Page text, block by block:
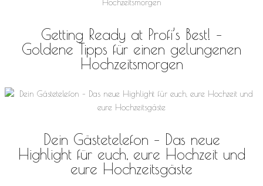
Getting Ready at Profi’s Best! –
Goldene Tipps für einen gelungenen
Hochzeitsmorgen
Dein Gästetelefon – Das neue
Highlight für euch, eure Hochzeit und
eure Hochzeitsgäste